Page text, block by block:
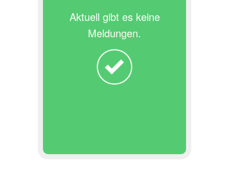
Aktuell gibt es keine
Meldungen.